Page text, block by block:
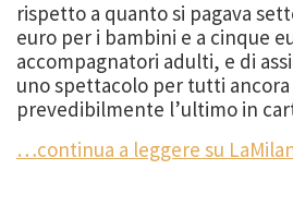
rispetto a quanto si pagava
euro per i bambini e a cinque
accompagnatori adulti, e di
uno spettacolo per tutti
prevedibilmente l’ultimo in
…continua a leggere su